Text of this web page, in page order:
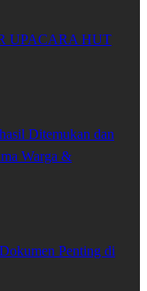
UPACARA HUT
Ditemukan dan
Warga &
Penting di